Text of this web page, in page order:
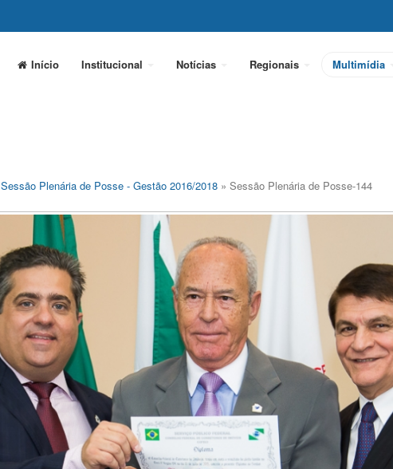
Início Institucional Notícias Regionais Multimídia
Sessão Plenária de Posse - Gestão 2016/2018 » Sessão Plenária de Posse-144